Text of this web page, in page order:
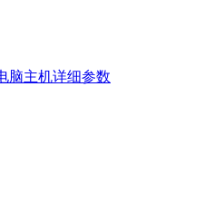
脑主机详细参数